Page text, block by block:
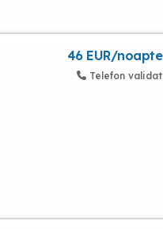
46 EUR/noapte
Telefon validat